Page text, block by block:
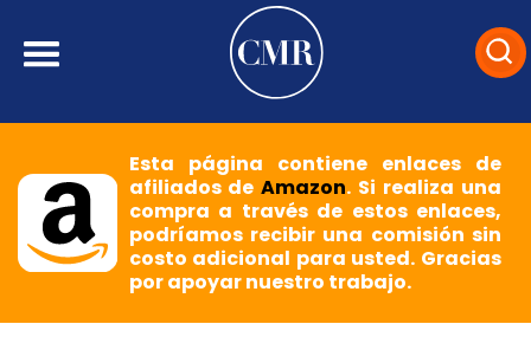
Esta página contiene enlaces de
afiliados deAmazon. Si realiza una
compra a través de estos enlaces,
podríamos recibir una comisión sin
costo adicional para usted. Gracias
por apoyar nuestro trabajo.